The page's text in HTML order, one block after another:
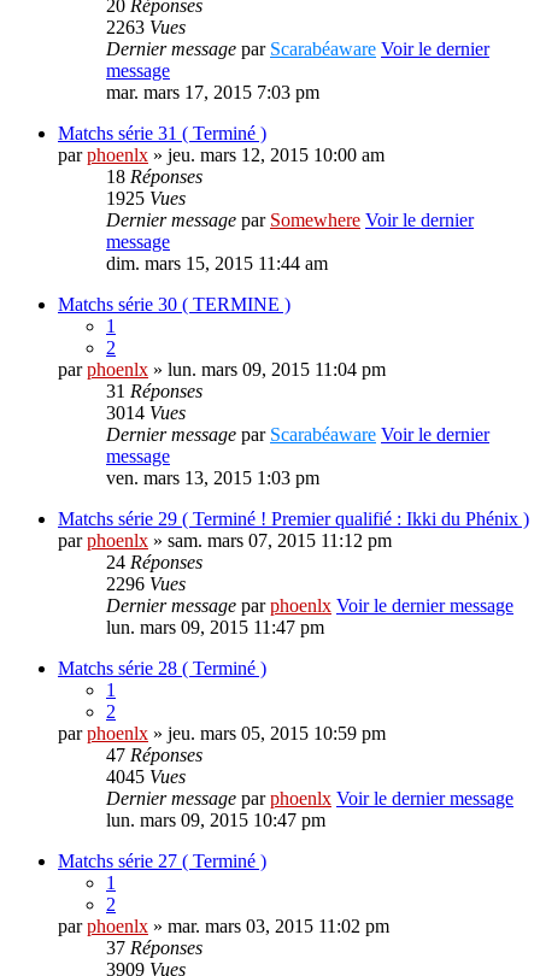
20 Réponses
2263 Vues
Dernier message par Scarabéaware Voir le dernier
message
mar. mars 17, 2015 7:03 pm
Matchs série 31 ( Terminé )
parphoenlx » jeu. mars 12, 2015 10:00 am
18 Réponses
1925 Vues
Dernier message par Somewhere Voir le dernier
message
dim. mars 15, 2015 11:44 am
Matchs série 30 ( TERMINE )
1
2
parphoenlx » lun. mars 09, 2015 11:04 pm
31 Réponses
3014 Vues
Dernier message par Scarabéaware Voir le dernier
message
ven. mars 13, 2015 1:03 pm
Matchs série 29 ( Terminé ! Premier qualifié : Ikki du Phénix )
parphoenlx » sam. mars 07, 2015 11:12 pm
24 Réponses
2296 Vues
Dernier message parphoenlx Voir le dernier message
lun. mars 09, 2015 11:47 pm
Matchs série 28 ( Terminé )
1
2
parphoenlx » jeu. mars 05, 2015 10:59 pm
47 Réponses
4045 Vues
Dernier message parphoenlx Voir le dernier message
lun. mars 09, 2015 10:47 pm
Matchs série 27 ( Terminé )
1
2
parphoenlx » mar. mars 03, 2015 11:02 pm
37 Réponses
3909 Vues